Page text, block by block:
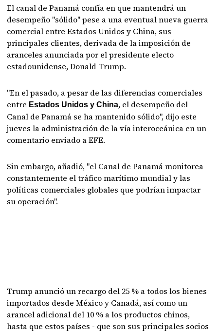
El canal de Panamá confía en que mantendrá un
desempeño "sólido" pese a una eventual nueva guerra
comercial entre Estados Unidos y China, sus
principales clientes, derivada de la imposición de
aranceles anunciada por el presidente electo
estadounidense, Donald Trump.
"En el pasado, a pesar de las diferencias comerciales
entre Estados Unidos y China, el desempeño del
Canal de Panamá se ha mantenido sólido", dijo este
jueves la administración de la vía interoceánica en un
comentario enviado a EFE.
Sin embargo, añadió, "el Canal de Panamá monitorea
constantemente el tráfico marítimo mundial y las
políticas comerciales globales que podrían impactar
su operación".
Trump anunció un recargo del 25 % a todos los bienes
importados desde México y Canadá, así como un
arancel adicional del 10 % a los productos chinos,
hasta que estos países - que son sus principales socios